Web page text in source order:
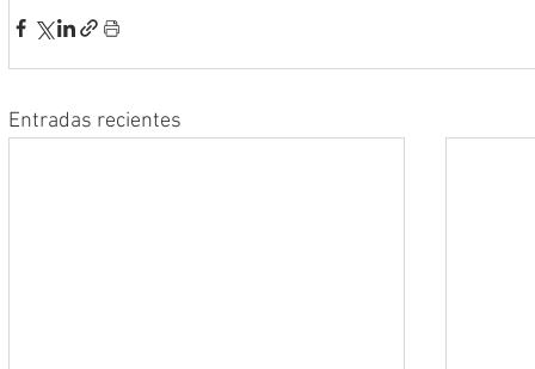
Entradas recientes